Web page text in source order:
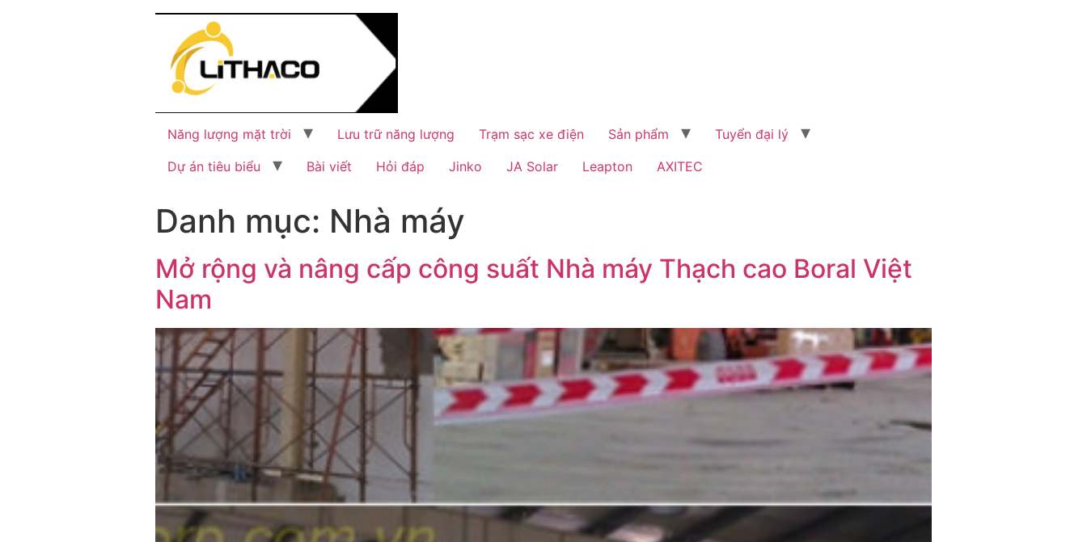
Năng lượng mặt trời Lưu trữ năng lượng Trạm sạc xe điện Sản phẩm
Tuyển đại lý
Dự án tiêu biểu
Bài viết Hỏi đáp Jinko JA Solar Leapton AXITEC
Danh mục: Nhà máy
Mở rộng và nâng cấp công suất Nhà máy Thạch cao Boral Việt
Nam